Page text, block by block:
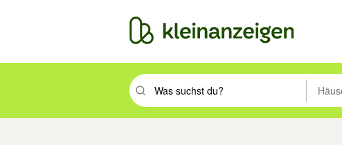
Suchbegriff eingeben. Eingabetaste drücken